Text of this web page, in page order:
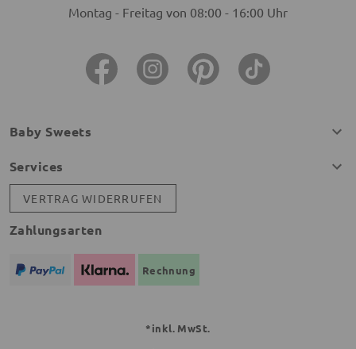
Montag - Freitag von 08:00 - 16:00 Uhr
Baby Sweets
Services
VERTRAG WIDERRUFEN
Zahlungsarten
Rechnung
*inkl. MwSt.